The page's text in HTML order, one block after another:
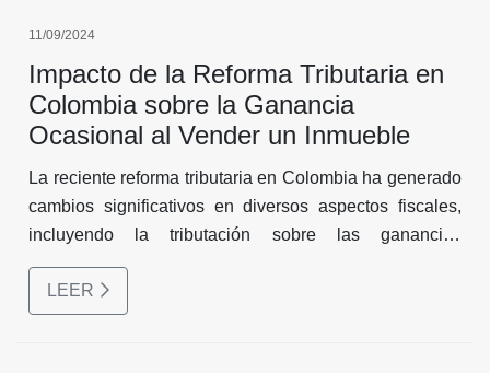
11/09/2024
Impacto de la Reforma Tributaria en
Colombia sobre la Ganancia
Ocasional al Vender un Inmueble
La reciente reforma tributaria en Colombia ha generado
cambios significativos en diversos aspectos fiscales,
incluyendo la tributación sobre las ganancias
ocasionales en la venta de inmuebles.
LEER